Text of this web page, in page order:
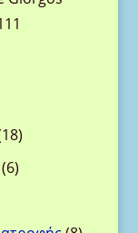
1818
προϊόντα
66